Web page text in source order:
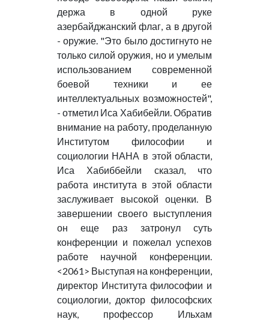
держа в одной руке
азербайджанский флаг, а в другой
- оружие. "Это было достигнуто не
только силой оружия, но и умелым
использованием современной
боевой техники и ее
интеллектуальных возможностей",
- отметил Иса Хабибейли. Обратив
внимание на работу, проделанную
Институтом философии и
социологии НАНА в этой области,
Иса Хабиббейли сказал, что
работа института в этой области
заслуживает высокой оценки. В
завершении своего выступления
он еще раз затронул суть
конференции и пожелал успехов
работе научной конференции.
<2061> Выступая на конференции,
директор Института философии и
социологии, доктор философских
наук, профессор Ильхам